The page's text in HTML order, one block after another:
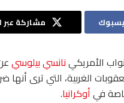
مشاركة عبر
الأمريكينانسي بيلوسي
الغربية، التي ترى أنها
فيأوكرانيا.